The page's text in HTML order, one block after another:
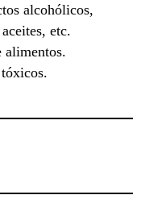
alcohólicos,
etc.
alimentos.